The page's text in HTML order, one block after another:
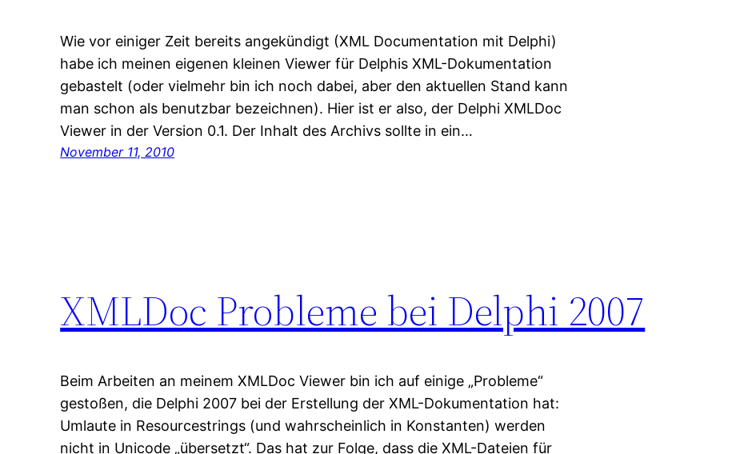
Wie vor einiger Zeit bereits angekündigt (XML Documentation mit Delphi)
habe ich meinen eigenen kleinen Viewer für Delphis XML-Dokumentation
gebastelt (oder vielmehr bin ich noch dabei, aber den aktuellen Stand kann
man schon als benutzbar bezeichnen). Hier ist er also, der Delphi XMLDoc
Viewer in der Version 0.1. Der Inhalt des Archivs sollte in ein…
November 11, 2010
XMLDoc Probleme bei Delphi 2007
Beim Arbeiten an meinem XMLDoc Viewer bin ich auf einige „Probleme“
gestoßen, die Delphi 2007 bei der Erstellung der XML-Dokumentation hat:
Umlaute in Resourcestrings (und wahrscheinlich in Konstanten) werden
nicht in Unicode „übersetzt“. Das hat zur Folge, dass die XML-Dateien für